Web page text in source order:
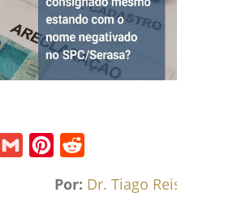
Por: Dr. Tiago Reis